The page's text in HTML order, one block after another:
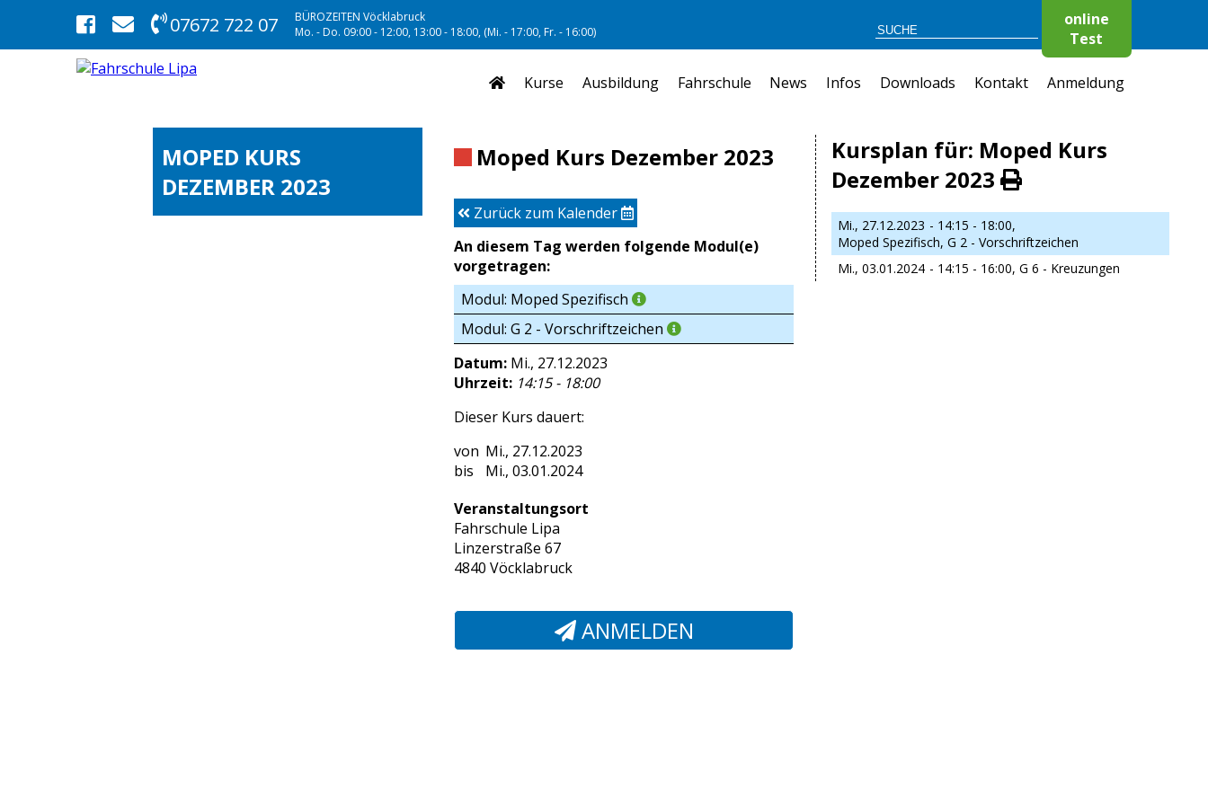
07672 722 07
BÜROZEITEN Vöcklabruck
Mo. - Do. 09:00 - 12:00, 13:00 - 18:00, (Mi. - 17:00, Fr. - 16:00)
online
Test
Kurse Ausbildung Fahrschule News Infos Downloads Kontakt Anmeldung
MOPED KURS
DEZEMBER 2023
Moped Kurs Dezember 2023
Zurück zum Kalender
An diesem Tag werden folgende Modul(e)
vorgetragen:
Modul: Moped Spezifisch
Modul: G 2 - Vorschriftzeichen
Datum: Mi., 27.12.2023
Uhrzeit: 14:15 - 18:00
Dieser Kurs dauert:
Mi., 27.12.2023
Mi., 03.01.2024
Veranstaltungsort
Fahrschule Lipa
Linzerstraße 67
4840 Vöcklabruck
ANMELDEN
Kursplan für: Moped Kurs
Dezember 2023
Mi., 27.12.2023 - 14:15 - 18:00,
Moped Spezifisch, G 2 - Vorschriftzeichen
Mi., 03.01.2024 - 14:15 - 16:00, G 6 - Kreuzungen